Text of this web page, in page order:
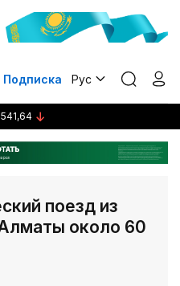
Подписка Рус
541,64
поезд из
около 60